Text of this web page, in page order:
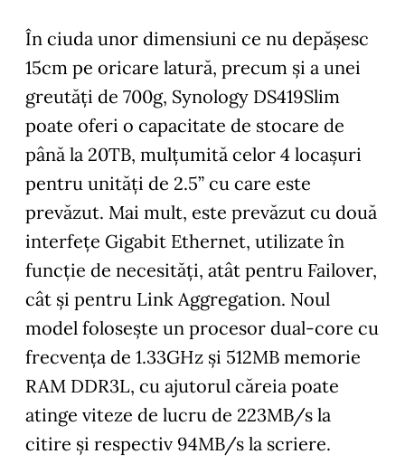
În ciuda unor dimensiuni ce nu depășesc
15cm pe oricare latură, precum și a unei
greutăți de 700g, Synology DS419Slim
poate oferi o capacitate de stocare de
până la 20TB, mulțumită celor 4 locașuri
pentru unități de 2.5” cu care este
prevăzut. Mai mult, este prevăzut cu două
interfețe Gigabit Ethernet, utilizate în
funcție de necesități, atât pentru Failover,
cât și pentru Link Aggregation. Noul
model folosește un procesor dual-core cu
frecvența de 1.33GHz și 512MB memorie
RAM DDR3L, cu ajutorul căreia poate
atinge viteze de lucru de 223MB/s la
citire și respectiv 94MB/s la scriere.